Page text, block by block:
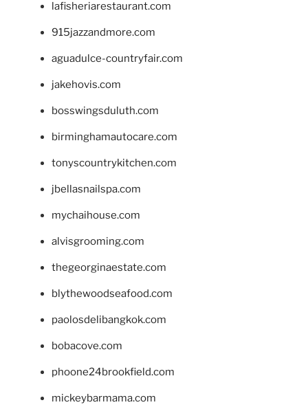
lafisheriarestaurant.com
915jazzandmore.com
aguadulce-countryfair.com
jakehovis.com
bosswingsduluth.com
birminghamautocare.com
tonyscountrykitchen.com
jbellasnailspa.com
mychaihouse.com
alvisgrooming.com
thegeorginaestate.com
blythewoodseafood.com
paolosdelibangkok.com
bobacove.com
phoone24brookfield.com
mickeybarmama.com